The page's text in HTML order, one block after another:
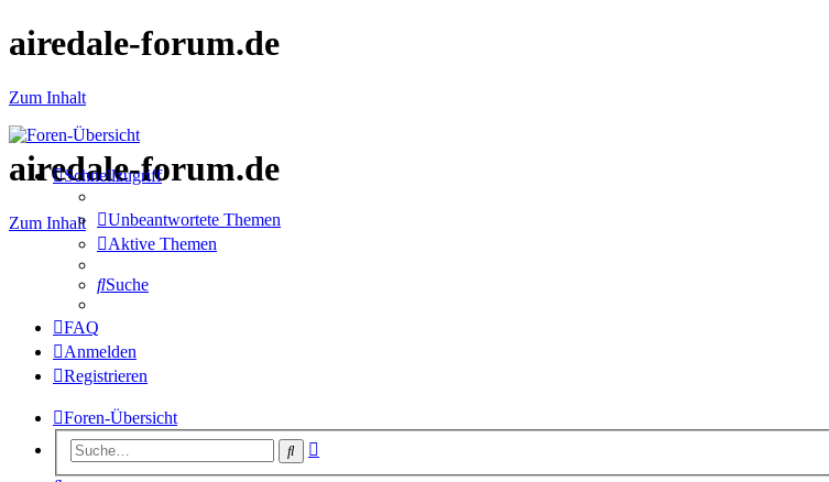
airedale-forum.de
Zum Inhalt
airedale-forum.de
Zum Inhalt
Schnellzugriff
Unbeantwortete Themen
Aktive Themen
Suche
FAQ
Anmelden
Registrieren
Foren-Übersicht
Suche